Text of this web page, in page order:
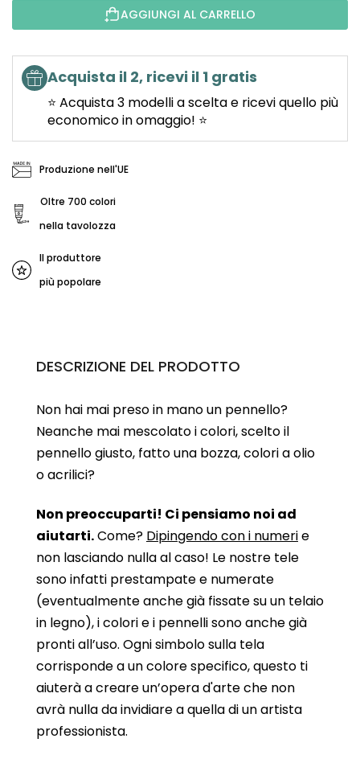
AGGIUNGI AL CARRELLO
Acquista il 2, ricevi il 1 gratis
⭐ Acquista 3 modelli a scelta e ricevi quello più
economico in omaggio! ⭐
Produzione nell'UE
Oltre 700 colori
nella tavolozza
Il produttore
più popolare
DESCRIZIONE DEL PRODOTTO
Non hai mai preso in mano un pennello?
Neanche mai mescolato i colori, scelto il
pennello giusto, fatto una bozza, colori a olio
o acrilici?
Non preoccuparti! Ci pensiamo noi ad
aiutarti.Come? Dipingendo con i numerie
non lasciando nulla al caso! Le nostre tele
sono infatti prestampate e numerate
(eventualmente anche già fissate su un telaio
in legno), i colori e i pennelli sono anche già
pronti all’uso. Ogni simbolo sulla tela
corrisponde a un colore specifico, questo ti
aiuterà a creare un’opera d'arte che non
avrà nulla da invidiare a quella di un artista
professionista.